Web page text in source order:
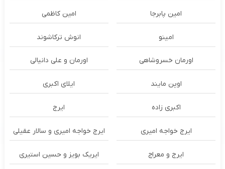
امین پابرجا امین کاظمی
امینو انوش ترکاشوند
اورمان خسروشاهی اورمان و علی دانیالی
اوپن مایند ايلاى اكبرى
اکبری زاده ایرج
ایرج خواجه امیری ایرج خواجه امیری و سالار عقیلی
ایرج و معراج ایریک بویز و حسین استیری